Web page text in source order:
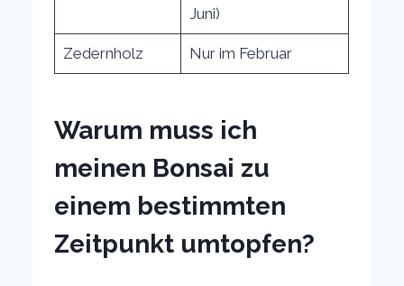
Juni)
Zedernholz Nur im Februar
Warum muss ich
meinen Bonsai zu
einem bestimmten
Zeitpunkt umtopfen?